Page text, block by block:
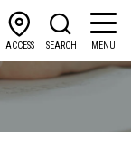
ACCESS SEARCH MENU